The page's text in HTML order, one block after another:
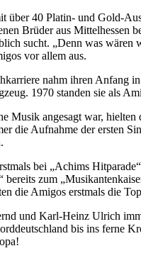
40 Platin- und Gold-
Brüder aus Mittelhessen
sucht. „Denn was
vor allem aus.
nahm ihren Anfang
1970 standen sie als
Musik angesagt war,
die Aufnahme der ersten
bei „Achims
bereits zum
die Amigos erstmals die
und Karl-Heinz Ulrich
bis ins ferne